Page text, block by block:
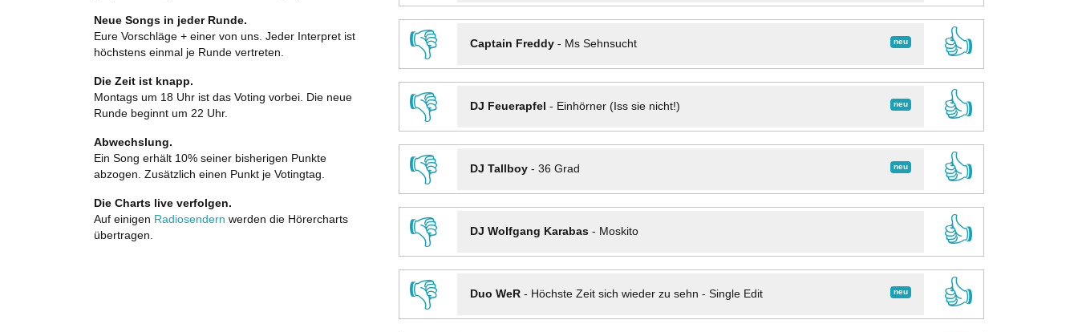
👎
neu
Captain Freddy- Ms Sehnsucht
👍
👎
neu
DJ Feuerapfel - Einhörner (Iss sie nicht!)
👍
👎
neu
DJ Tallboy- 36 Grad
👍
👎
DJ Wolfgang Karabas- Moskito
👍
👎
neu
Duo WeR- Höchste Zeit sich wieder zu sehn - Single Edit
👍
Neue Songs in jeder Runde.
Eure Vorschläge + einer von uns. Jeder Interpret ist
höchstens einmal je Runde vertreten.
Die Zeit ist knapp.
Montags um 18 Uhr ist das Voting vorbei. Die neue
Runde beginnt um 22 Uhr.
Abwechslung.
Ein Song erhält 10% seiner bisherigen Punkte
abzogen. Zusätzlich einen Punkt je Votingtag.
Die Charts live verfolgen.
Auf einigen Radiosendern werden die Hörercharts
übertragen.